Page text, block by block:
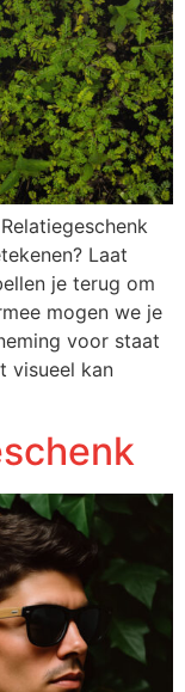
Laat
je terug om
mogen we je
voor staat
visueel kan